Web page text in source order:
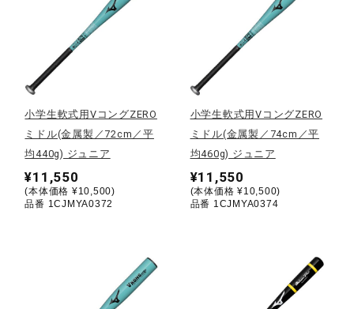
トレーニング
野球
ゴルフ
バレーボール
小学生軟式用VコングZERO
ミドル(金属製／72cm／平
均440g) ジュニア
¥11,550
(本体価格 ¥10,500)
品番 1CJMYA0372
小学生軟式用VコングZERO
ミドル(金属製／74cm／平
均460g) ジュニア
¥11,550
(本体価格 ¥10,500)
品番 1CJMYA0374